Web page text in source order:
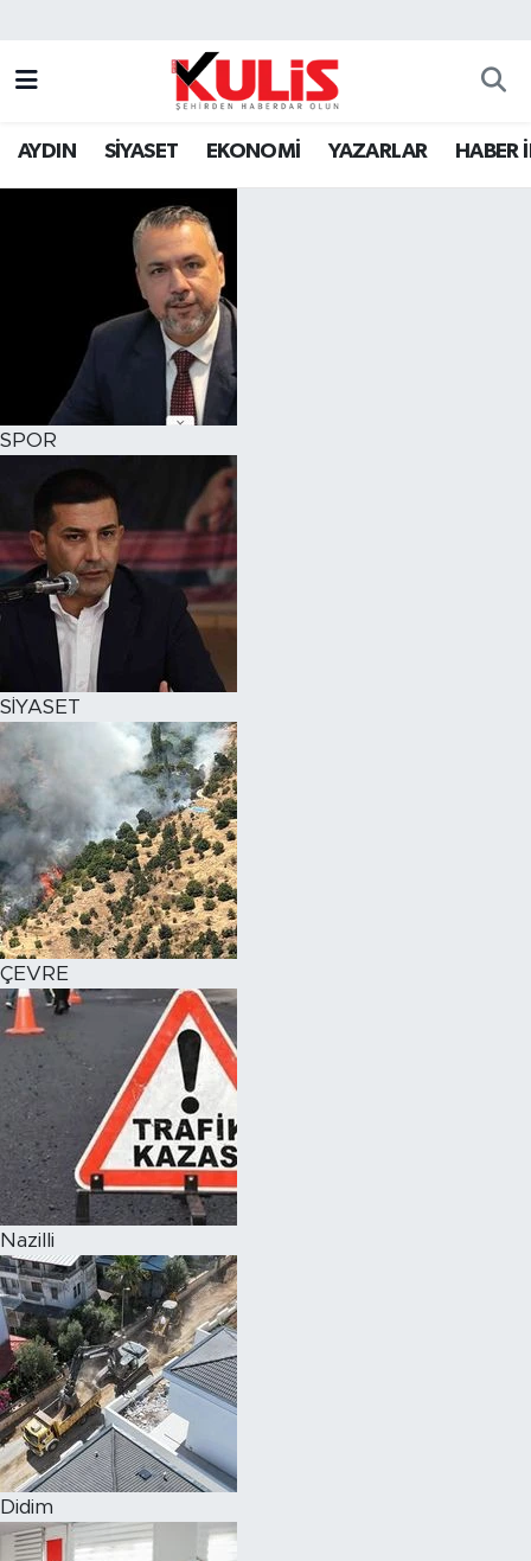
AYDIN SİYASET EKONOMİ YAZARLAR HABER
SPOR
SİYASET
ÇEVRE
Nazilli
Didim